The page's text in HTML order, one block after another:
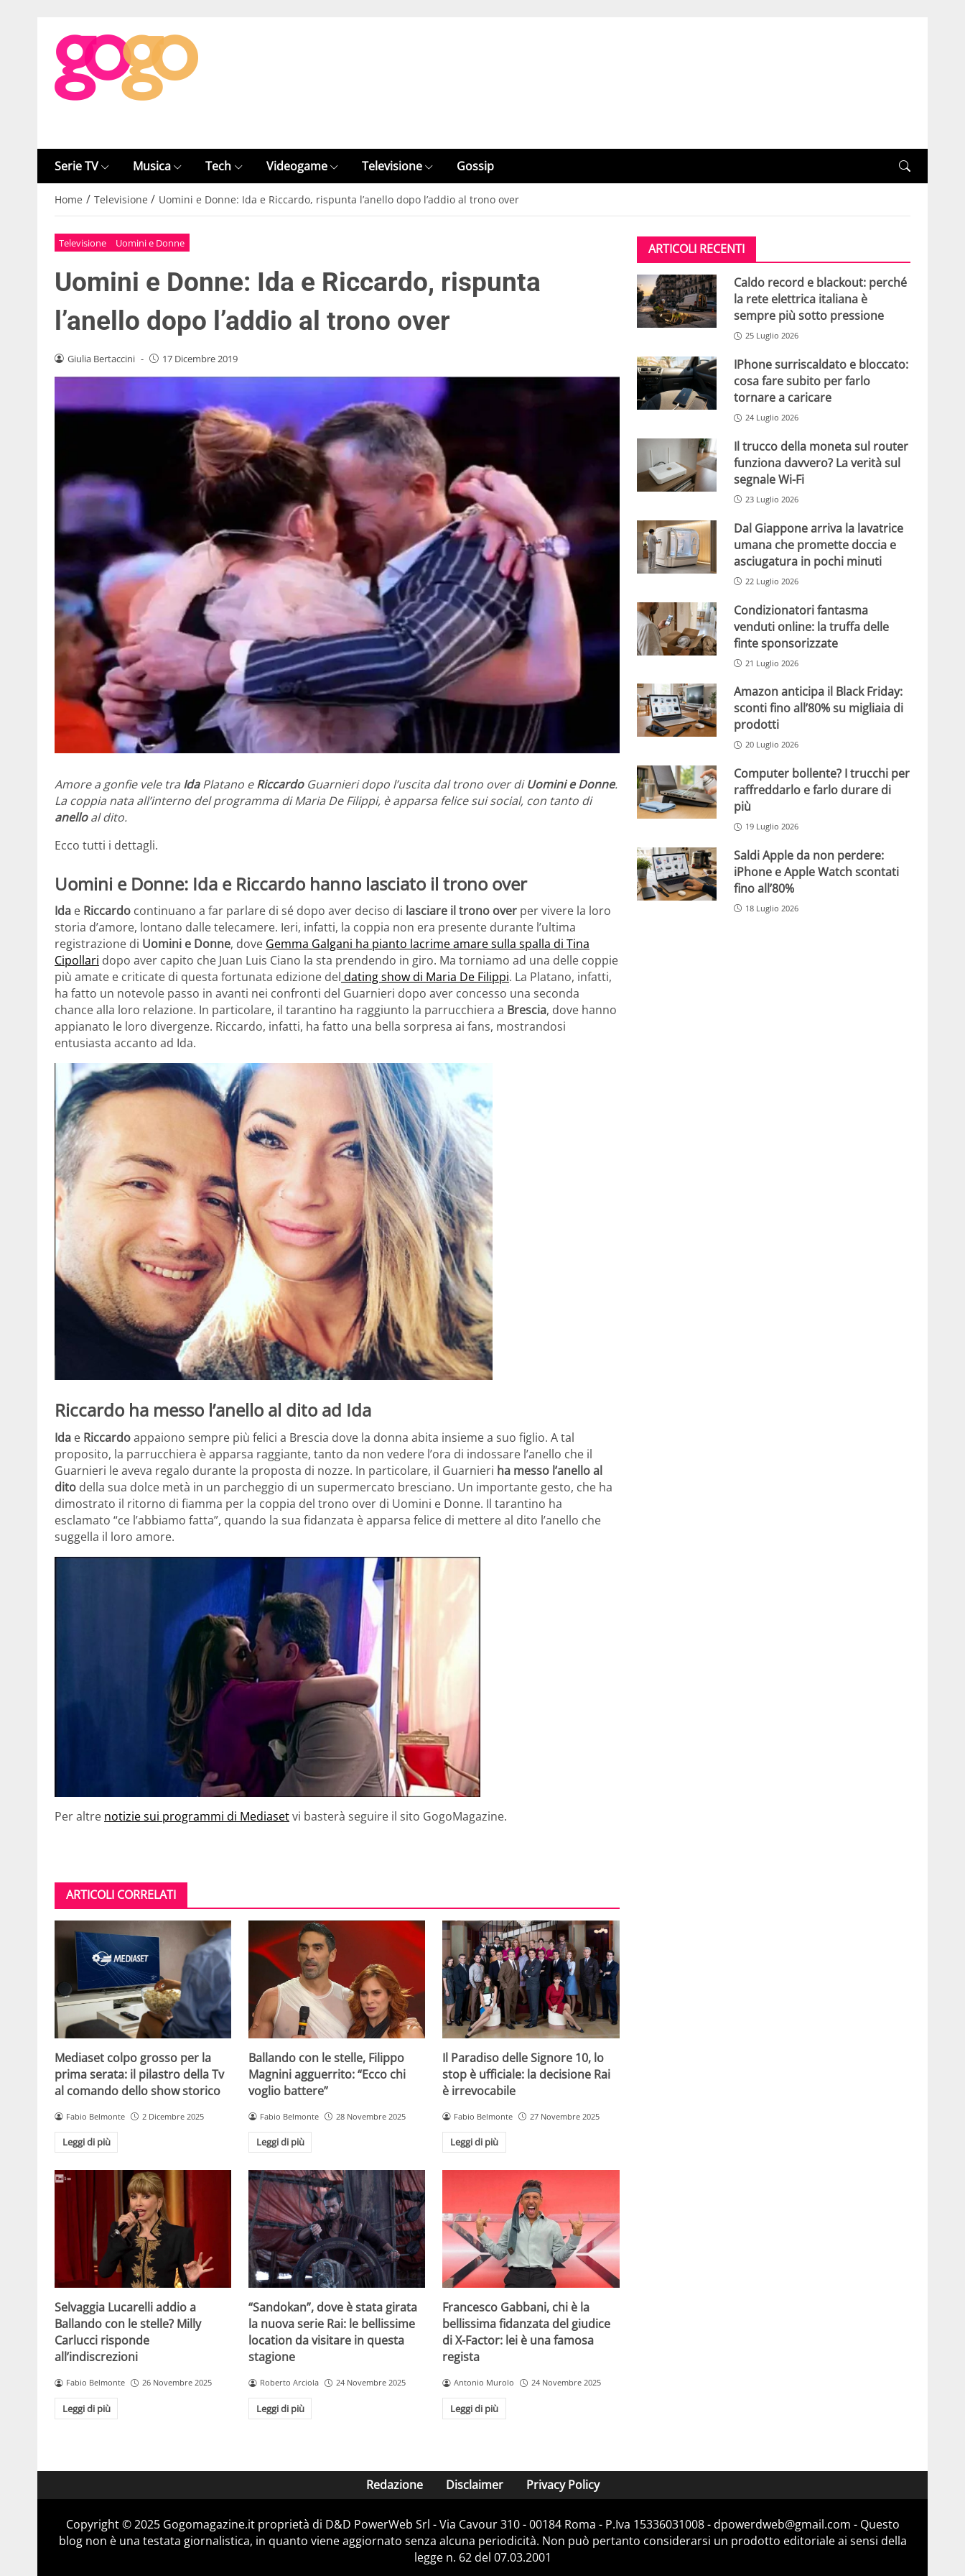
Serie TV Musica Tech Videogame Televisione Gossip
Home / Televisione / Uomini e Donne: Ida e Riccardo, rispunta l’anello dopo l’addio al trono over
Televisione Uomini e Donne
Uomini e Donne: Ida e Riccardo, rispunta
l’anello dopo l’addio al trono over
Giulia Bertaccini - 17 Dicembre 2019
Amore a gonfie vele tra IdaPlatano eRiccardoGuarnieri dopo l’uscita dal trono over diUomini e Donne.
La coppia nata all’interno del programma di Maria De Filippi, è apparsa felice sui social, con tanto di
anelloal dito.
Ecco tutti i dettagli.
Uomini e Donne: Ida e Riccardo hanno lasciato il trono over
Ida e Riccardo continuano a far parlare di sé dopo aver deciso di lasciare il trono over per vivere la loro
storia d’amore, lontano dalle telecamere. Ieri, infatti, la coppia non era presente durante l’ultima
registrazione di Uomini e Donne, dove Gemma Galgani ha pianto lacrime amare sulla spalla di Tina
Cipollari dopo aver capito che Juan Luis Ciano la sta prendendo in giro. Ma torniamo ad una delle coppie
più amate e criticate di questa fortunata edizione del dating show di Maria De Filippi. La Platano, infatti,
ha fatto un notevole passo in avanti nei confronti del Guarnieri dopo aver concesso una seconda
chance alla loro relazione. In particolare, il tarantino ha raggiunto la parrucchiera a Brescia, dove hanno
appianato le loro divergenze. Riccardo, infatti, ha fatto una bella sorpresa ai fans, mostrandosi
entusiasta accanto ad Ida.
Riccardo ha messo l’anello al dito ad Ida
Ida e Riccardoappaiono sempre più felici a Brescia dove la donna abita insieme a suo figlio. A tal
proposito, la parrucchiera è apparsa raggiante, tanto da non vedere l’ora di indossare l’anello che il
Guarnieri le aveva regalo durante la proposta di nozze. In particolare, il Guarnieri ha messo l’anello al
dito della sua dolce metà in un parcheggio di un supermercato bresciano. Un importante gesto, che ha
dimostrato il ritorno di fiamma per la coppia del trono over di Uomini e Donne. Il tarantino ha
esclamato “ce l’abbiamo fatta”, quando la sua fidanzata è apparsa felice di mettere al dito l’anello che
suggella il loro amore.
Per altre notizie sui programmi di Mediasetvi basterà seguire il sito GogoMagazine.
ARTICOLI CORRELATI
Mediaset colpo grosso per la
prima serata: il pilastro della Tv
al comando dello show storico
Fabio Belmonte 2 Dicembre 2025
Leggi di più
Ballando con le stelle, Filippo
Magnini agguerrito: “Ecco chi
voglio battere”
Fabio Belmonte 28 Novembre 2025
Leggi di più
Il Paradiso delle Signore 10, lo
stop è ufficiale: la decisione Rai
è irrevocabile
Fabio Belmonte 27 Novembre 2025
Leggi di più
Selvaggia Lucarelli addio a
Ballando con le stelle? Milly
Carlucci risponde
all’indiscrezioni
Fabio Belmonte 26 Novembre 2025
Leggi di più
“Sandokan”, dove è stata girata
la nuova serie Rai: le bellissime
location da visitare in questa
stagione
Roberto Arciola 24 Novembre 2025
Leggi di più
Francesco Gabbani, chi è la
bellissima fidanzata del giudice
di X-Factor: lei è una famosa
regista
Antonio Murolo 24 Novembre 2025
Leggi di più
ARTICOLI RECENTI
Caldo record e blackout: perché
la rete elettrica italiana è
sempre più sotto pressione
25 Luglio 2026
IPhone surriscaldato e bloccato:
cosa fare subito per farlo
tornare a caricare
24 Luglio 2026
Il trucco della moneta sul router
funziona davvero? La verità sul
segnale Wi-Fi
23 Luglio 2026
Dal Giappone arriva la lavatrice
umana che promette doccia e
asciugatura in pochi minuti
22 Luglio 2026
Condizionatori fantasma
venduti online: la truffa delle
finte sponsorizzate
21 Luglio 2026
Amazon anticipa il Black Friday:
sconti fino all’80% su migliaia di
prodotti
20 Luglio 2026
Computer bollente? I trucchi per
raffreddarlo e farlo durare di
più
19 Luglio 2026
Saldi Apple da non perdere:
iPhone e Apple Watch scontati
fino all’80%
18 Luglio 2026
Redazione Disclaimer Privacy Policy
Copyright © 2025 Gogomagazine.it proprietà di D&D PowerWeb Srl - Via Cavour 310 - 00184 Roma - P.Iva 15336031008 - dpowerdweb@gmail.com - Questo
blog non è una testata giornalistica, in quanto viene aggiornato senza alcuna periodicità. Non può pertanto considerarsi un prodotto editoriale ai sensi della
legge n. 62 del 07.03.2001